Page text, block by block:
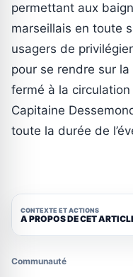
permettant aux
marseillais en toute
usagers de
pour se rendre sur
fermé à la
Capitaine
toute la durée de
CONTEXTE ET ACTIONS
A PROPOS DE CET
Communauté